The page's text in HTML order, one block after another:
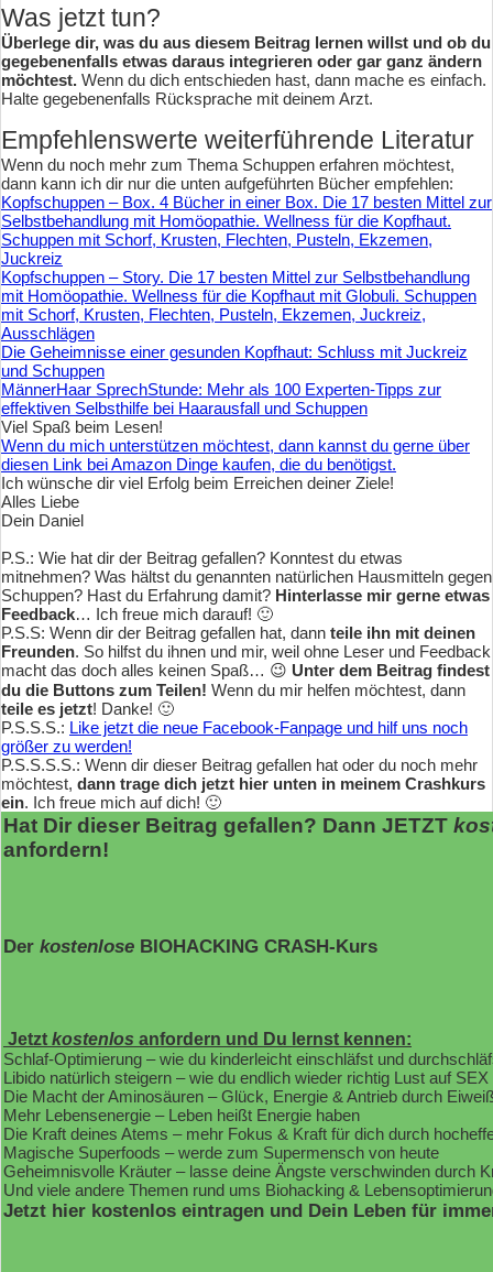
Was jetzt tun?
Überlege dir, was du aus diesem Beitrag lernen willst und ob du
gegebenenfalls etwas daraus integrieren oder gar ganz ändern
möchtest. Wenn du dich entschieden hast, dann mache es einfach.
Halte gegebenenfalls Rücksprache mit deinem Arzt.
Empfehlenswerte weiterführende Literatur
Wenn du noch mehr zum Thema Schuppen erfahren möchtest,
dann kann ich dir nur die unten aufgeführten Bücher empfehlen:
Kopfschuppen – Box. 4 Bücher in einer Box. Die 17 besten Mittel zur
Selbstbehandlung mit Homöopathie. Wellness für die Kopfhaut.
Schuppen mit Schorf, Krusten, Flechten, Pusteln, Ekzemen,
Juckreiz
Kopfschuppen – Story. Die 17 besten Mittel zur Selbstbehandlung
mit Homöopathie. Wellness für die Kopfhaut mit Globuli. Schuppen
mit Schorf, Krusten, Flechten, Pusteln, Ekzemen, Juckreiz,
Ausschlägen
Die Geheimnisse einer gesunden Kopfhaut: Schluss mit Juckreiz
und Schuppen
MännerHaar SprechStunde: Mehr als 100 Experten-Tipps zur
effektiven Selbsthilfe bei Haarausfall und Schuppen
Viel Spaß beim Lesen!
Wenn du mich unterstützen möchtest, dann kannst du gerne über
diesen Link bei Amazon Dinge kaufen, die du benötigst.
Ich wünsche dir viel Erfolg beim Erreichen deiner Ziele!
Alles Liebe
Dein Daniel
P.S.: Wie hat dir der Beitrag gefallen? Konntest du etwas
mitnehmen? Was hältst du genannten natürlichen Hausmitteln gegen
Schuppen? Hast du Erfahrung damit? Hinterlasse mir gerne etwas
Feedback… Ich freue mich darauf! 🙂
P.S.S: Wenn dir der Beitrag gefallen hat, dann teile ihn mit deinen
Freunden. So hilfst du ihnen und mir, weil ohne Leser und Feedback
macht das doch alles keinen Spaß… 😉 Unter dem Beitrag findest
du die Buttons zum Teilen! Wenn du mir helfen möchtest, dann
teile es jetzt! Danke! 🙂
P.S.S.S.: Like jetzt die neue Facebook-Fanpage und hilf uns noch
größer zu werden!
P.S.S.S.S.: Wenn dir dieser Beitrag gefallen hat oder du noch mehr
möchtest, dann trage dich jetzt hier unten in meinem Crashkurs
ein. Ich freue mich auf dich! 🙂
Hat Dir dieser Beitrag gefallen? Dann JETZT
anfordern!
Der kostenlose BIOHACKING CRASH-Kurs
Jetzt kostenlos anfordern und Du lernst kennen:
Schlaf-Optimierung – wie du kinderleicht einschläfst und
Libido natürlich steigern – wie du endlich wieder richtig Lust auf
Die Macht der Aminosäuren – Glück, Energie & Antrieb durch
Mehr Lebensenergie – Leben heißt Energie haben
Die Kraft deines Atems – mehr Fokus & Kraft für dich durch
Magische Superfoods – werde zum Supermensch von heute
Geheimnisvolle Kräuter – lasse deine Ängste verschwinden durch
Und viele andere Themen rund ums Biohacking &
Jetzt hier kostenlos eintragen und Dein Leben für